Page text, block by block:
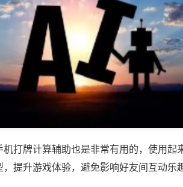
打牌计算辅助也是非常有用的，使用起
提升游戏体验，避免影响好友间互动乐趣